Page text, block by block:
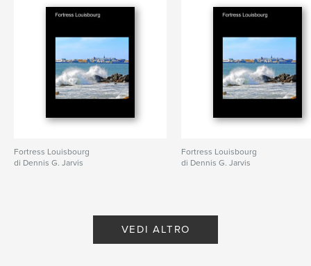
Fortress Louisbourg
di Dennis G. Jarvis
Fortress Louisbourg
di Dennis G. Jarvis
VEDI ALTRO